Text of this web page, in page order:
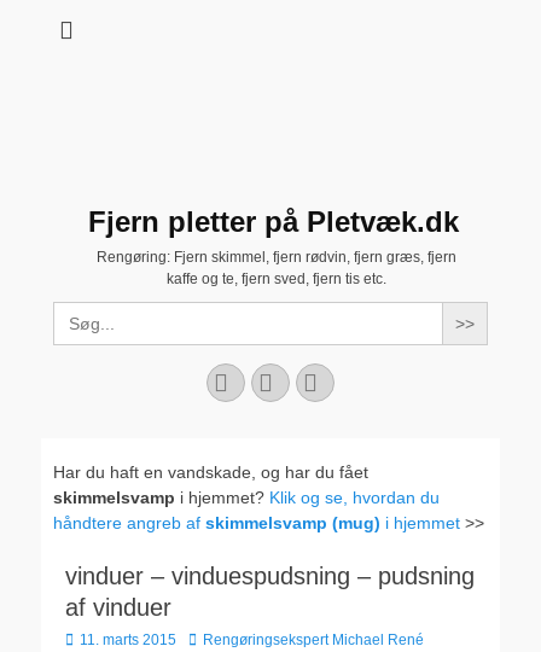
Fjern pletter på Pletvæk.dk
Rengøring: Fjern skimmel, fjern rødvin, fjern græs, fjern
kaffe og te, fjern sved, fjern tis etc.
Search
for:
Facebook
YouTubeInstagram
Har du haft en vandskade, og har du fået
skimmelsvamp i hjemmet? Klik og se, hvordan du
håndtere angreb af skimmelsvamp (mug) i hjemmet >>
vinduer – vinduespudsning – pudsning
af vinduer
Udgivet
11. marts 2015 Forfatter
Rengøringsekspert Michael René